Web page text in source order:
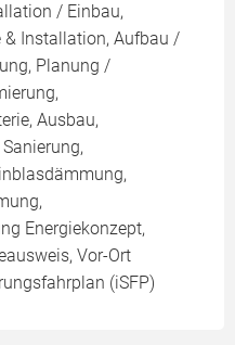
/ Einbau,
& Installation, Aufbau /
Planung /
Ausbau,
Energiekonzept,
Vor-Ort
(iSFP)